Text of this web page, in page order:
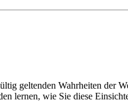
geltenden Wahrheiten der
lernen, wie Sie diese